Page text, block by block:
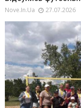
Nove.in.ua 27.07.2026